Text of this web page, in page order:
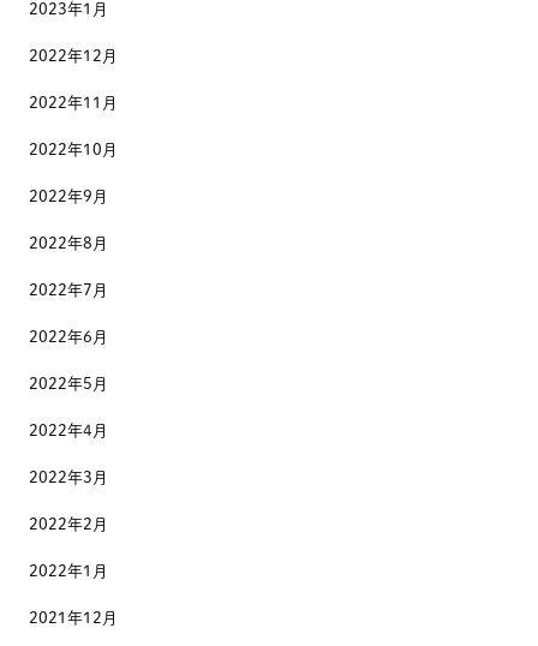
2023年1月
2022年12月
2022年11月
2022年10月
2022年9月
2022年8月
2022年7月
2022年6月
2022年5月
2022年4月
2022年3月
2022年2月
2022年1月
2021年12月